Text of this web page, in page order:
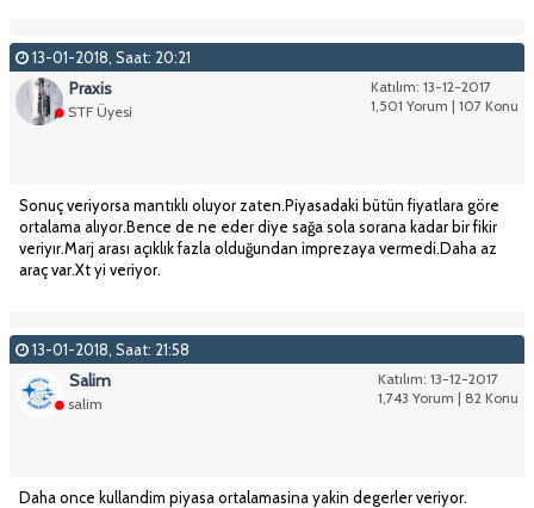
13-01-2018, Saat: 20:21
Katılım: 13-12-2017
1,501 Yorum | 107 Konu
Praxis
STF Üyesi
Sonuç veriyorsa mantıklı oluyor zaten.Piyasadaki bütün fiyatlara göre
ortalama alıyor.Bence de ne eder diye sağa sola sorana kadar bir fikir
veriyır.Marj arası açıklık fazla olduğundan imprezaya vermedi.Daha az
araç var.Xt yi veriyor.
13-01-2018, Saat: 21:58
Katılım: 13-12-2017
1,743 Yorum | 82 Konu
Salim
salim
Daha once kullandim piyasa ortalamasina yakin degerler veriyor.